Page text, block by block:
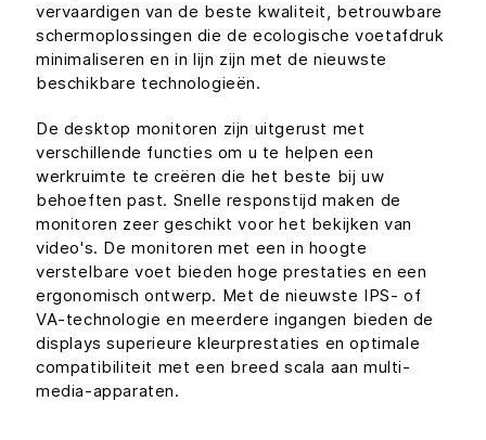
vervaardigen van de beste kwaliteit, betrouwbare
schermoplossingen die de ecologische voetafdruk
minimaliseren en in lijn zijn met de nieuwste
beschikbare technologieën.
De desktop monitoren zijn uitgerust met
verschillende functies om u te helpen een
werkruimte te creëren die het beste bij uw
behoeften past. Snelle responstijd maken de
monitoren zeer geschikt voor het bekijken van
video's. De monitoren met een in hoogte
verstelbare voet bieden hoge prestaties en een
ergonomisch ontwerp. Met de nieuwste IPS- of
VA-technologie en meerdere ingangen bieden de
displays superieure kleurprestaties en optimale
compatibiliteit met een breed scala aan multi-
media-apparaten.